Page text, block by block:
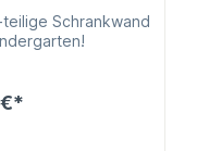
Schrankwand